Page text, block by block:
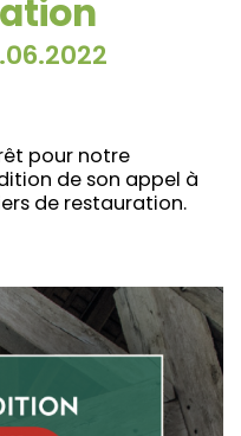
pour notre
de son appel à
de restauration.